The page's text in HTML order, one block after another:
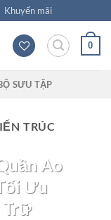
Khuyến mãi
0
SƯU TẬP
TRÚC
Áo
Ưu
Trữ